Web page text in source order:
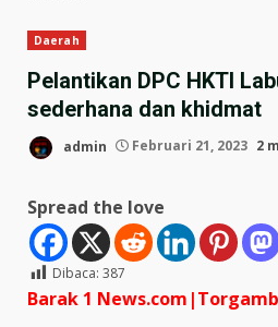
Daerah
Pelantikan DPC HKTI
sederhana dan khidmat
admin Februari 21, 2023 2
Spread the love
Dibaca: 387
Barak 1